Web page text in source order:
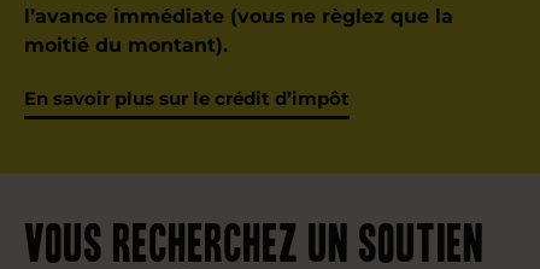
l’avance immédiate (vous ne règlez que la
moitié du montant).
En savoir plus sur le crédit d’impôt
Vous recherchez un soutien